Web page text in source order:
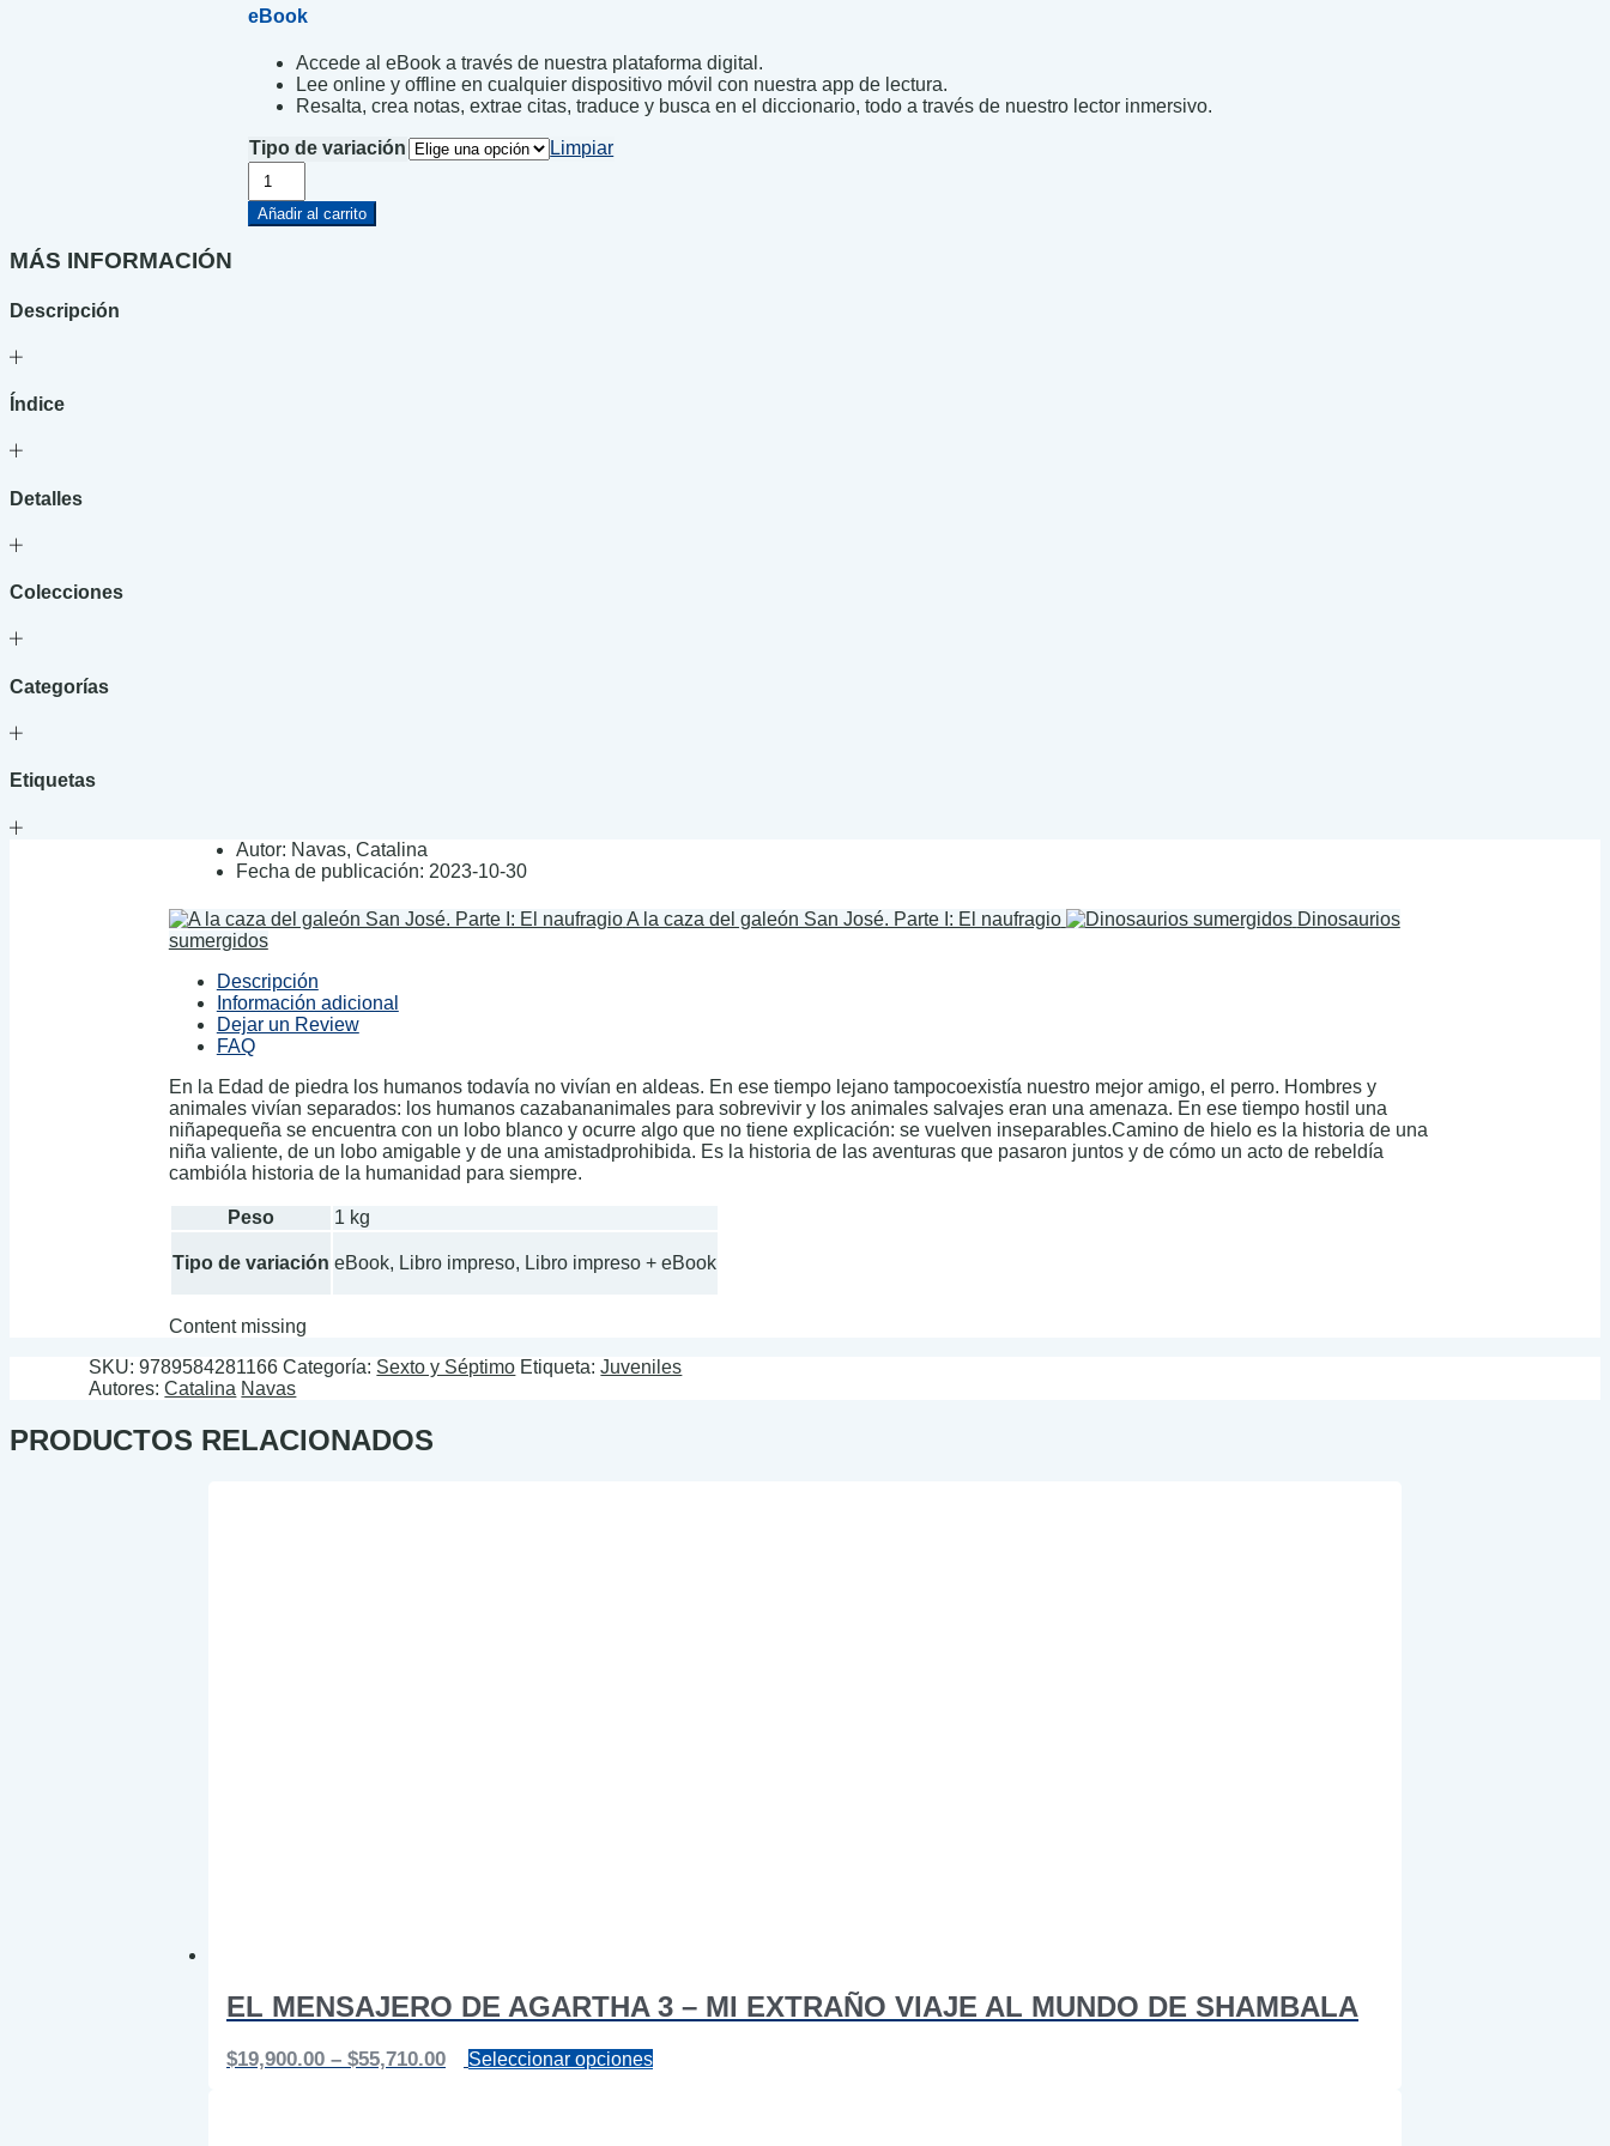
eBook
Accede al eBook a través de nuestra plataforma digital.
Lee online y offline en cualquier dispositivo móvil con nuestra app de lectura.
Resalta, crea notas, extrae citas, traduce y busca en el diccionario, todo a través de nuestro lector inmersivo.
Tipo de variación
Limpiar
Camino
de
hielo
Añadir al carrito
MÁS INFORMACIÓN
Descripción
Índice
Detalles
Colecciones
Categorías
Etiquetas
Autor: Navas, Catalina
Fecha de publicación: 2023-10-30
A la caza del galeón San José. Parte I: El naufragio
Dinosaurios
sumergidos
Descripción
Información adicional
Dejar un Review
FAQ
En la Edad de piedra los humanos todavía no vivían en aldeas. En ese tiempo lejano tampocoexistía nuestro mejor amigo, el perro. Hombres y
animales vivían separados: los humanos cazabananimales para sobrevivir y los animales salvajes eran una amenaza. En ese tiempo hostil una
niñapequeña se encuentra con un lobo blanco y ocurre algo que no tiene explicación: se vuelven inseparables.Camino de hielo es la historia de una
niña valiente, de un lobo amigable y de una amistadprohibida. Es la historia de las aventuras que pasaron juntos y de cómo un acto de rebeldía
cambióla historia de la humanidad para siempre.
Peso 1 kg
Tipo de variación eBook, Libro impreso, Libro impreso + eBook
Content missing
SKU:9789584281166 Categoría: Sexto y Séptimo Etiqueta:Juveniles
Autores:Catalina Navas
PRODUCTOS RELACIONADOS
EL MENSAJERO DE AGARTHA 3 – MI EXTRAÑO VIAJE AL MUNDO DE SHAMBALA
$19,900.00 – $55,710.00PriceSeleccionar opcionesEste